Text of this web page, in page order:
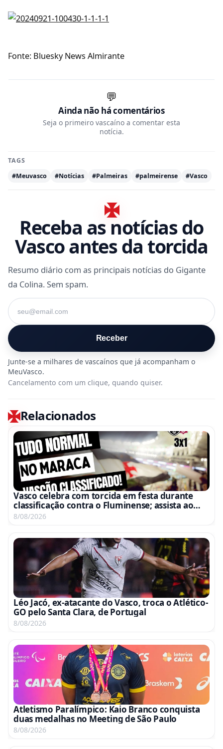
Fonte: Bluesky News Almirante
💬
Ainda não há comentários
Seja o primeiro vascaíno a comentar esta
notícia.
TAGS
#Meuvasco
#Notícias #Palmeiras #palmeirense #Vasco
Receba as notícias do
Vasco antes da torcida
Resumo diário com as principais notícias do Gigante
da Colina. Sem spam.
Seu e-mail
Receber
Cancelamento com um clique, quando quiser.
Relacionados
Vasco celebra com torcida em festa durante
classificação contra o Fluminense; assista ao
vídeo
8/08/2026
Léo Jacó, ex-atacante do Vasco, troca o Atlético-
GO pelo Santa Clara, de Portugal
8/08/2026
Atletismo Paralímpico: Kaio Branco conquista
duas medalhas no Meeting de São Paulo
8/08/2026